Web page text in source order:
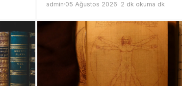
admin·05 Ağustos 2026· 2 dk okuma dk